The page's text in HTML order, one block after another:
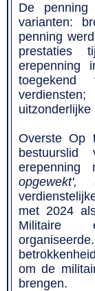
De
varianten:
penning
prestaties
erepenning
uitzonderlijke
Overste Op
opgewekt',
met 2024
Militaire
om de
brengen.